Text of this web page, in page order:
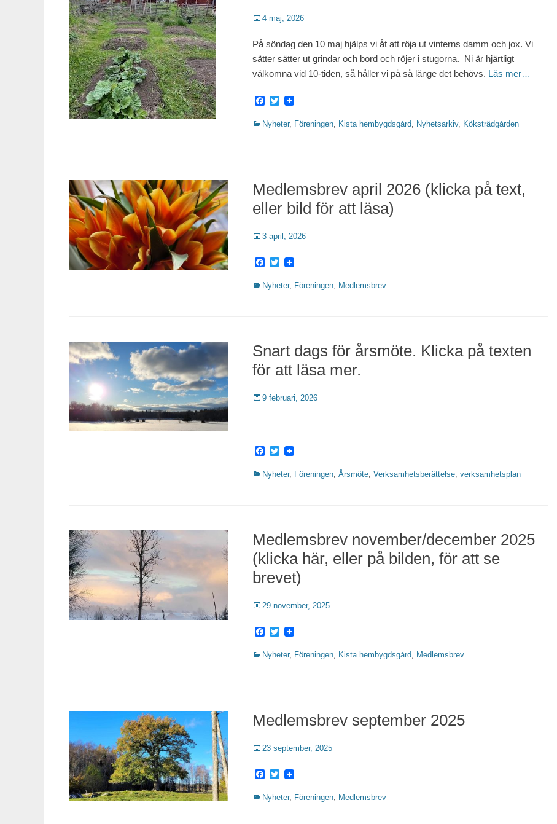
Publicerat
4 maj, 2026
På söndag den 10 maj hjälps vi åt att röja ut vinterns damm och jox. Vi
sätter sätter ut grindar och bord och röjer i stugorna. Ni är hjärtligt
välkomna vid 10-tiden, så håller vi på så länge det behövs. Läs mer…
Facebook
Twitter
Kategorier
Nyheter, Föreningen, Kista hembygdsgård, Nyhetsarkiv, Köksträdgården
Medlemsbrev april 2026 (klicka på text,
eller bild för att läsa)
Publicerat
3 april, 2026
Facebook
Twitter
Kategorier
Nyheter, Föreningen, Medlemsbrev
Snart dags för årsmöte. Klicka på texten
för att läsa mer.
Publicerat
9 februari, 2026
Facebook
Twitter
Kategorier
Nyheter, Föreningen, Årsmöte, Verksamhetsberättelse, verksamhetsplan
Medlemsbrev november/december 2025
(klicka här, eller på bilden, för att se
brevet)
Publicerat
29 november, 2025
Facebook
Twitter
Kategorier
Nyheter, Föreningen, Kista hembygdsgård, Medlemsbrev
Medlemsbrev september 2025
Publicerat
23 september, 2025
Facebook
Twitter
Kategorier
Nyheter, Föreningen, Medlemsbrev